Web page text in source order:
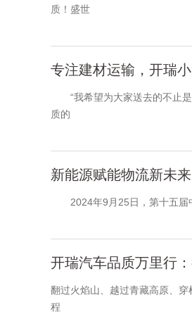
质！盛世
专注建材运输，开瑞
“我希望为大家送去的不止是
质的
新能源赋能物流新未
2024年9月25日，第十五届中
开瑞汽车品质万里行
翻过火焰山、越过青藏高原、
程